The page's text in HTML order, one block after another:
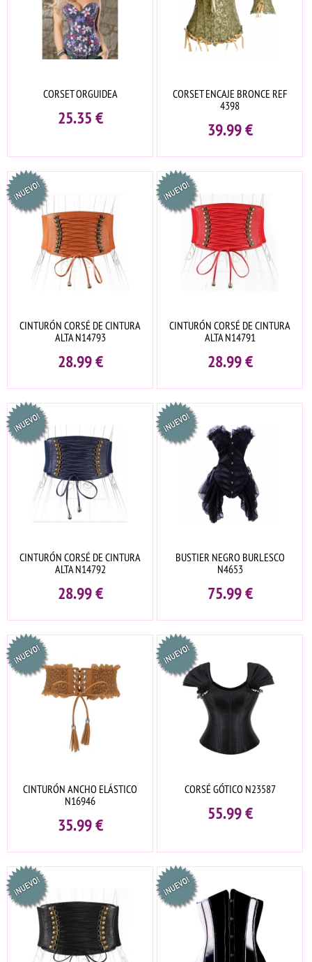
CORSET ORGUIDEA
25.35€
CORSET ENCAJE BRONCE REF
4398
39.99€
CINTURÓN CORSÉ DE CINTURA
ALTA N14793
28.99€
CINTURÓN CORSÉ DE CINTURA
ALTA N14791
28.99€
CINTURÓN CORSÉ DE CINTURA
ALTA N14792
28.99€
BUSTIER NEGRO BURLESCO
N4653
75.99€
CINTURÓN ANCHO ELÁSTICO
N16946
35.99€
CORSÉ GÓTICO N23587
55.99€